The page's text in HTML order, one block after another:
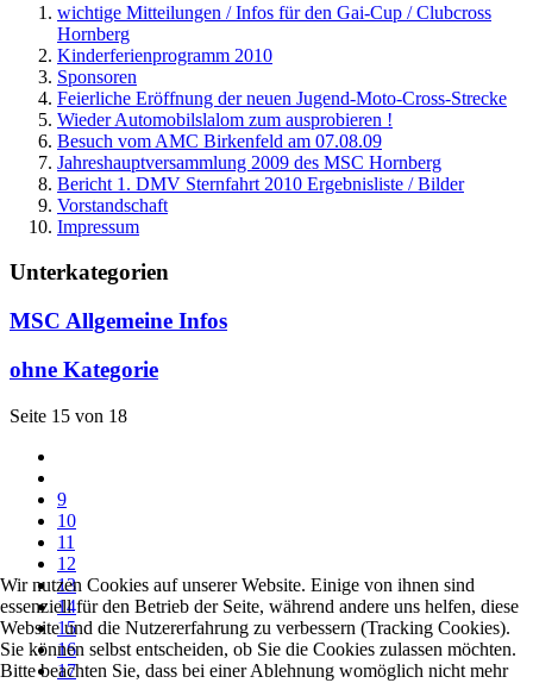
wichtige Mitteilungen / Infos für den Gai-Cup / Clubcross
Hornberg
Kinderferienprogramm 2010
Sponsoren
Feierliche Eröffnung der neuen Jugend-Moto-Cross-Strecke
Wieder Automobilslalom zum ausprobieren !
Besuch vom AMC Birkenfeld am 07.08.09
Jahreshauptversammlung 2009 des MSC Hornberg
Bericht 1. DMV Sternfahrt 2010 Ergebnisliste / Bilder
Vorstandschaft
Impressum
Unterkategorien
MSC Allgemeine Infos
ohne Kategorie
Seite 15 von 18
9
10
11
12
13
14
15
16
17
Wir nutzen Cookies auf unserer Website. Einige von ihnen sind
essenziell für den Betrieb der Seite, während andere uns helfen, diese
Website und die Nutzererfahrung zu verbessern (Tracking Cookies).
Sie können selbst entscheiden, ob Sie die Cookies zulassen möchten.
Bitte beachten Sie, dass bei einer Ablehnung womöglich nicht mehr